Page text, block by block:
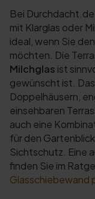
Bei
mit Klarglas oder
ideal, wenn Sie
möchten. Die
Milchglas ist
gewünscht ist.
Doppelhäusern,
einsehbaren
auch eine
für den
Sichtschutz. Eine
finden Sie im
Glasschiebewand